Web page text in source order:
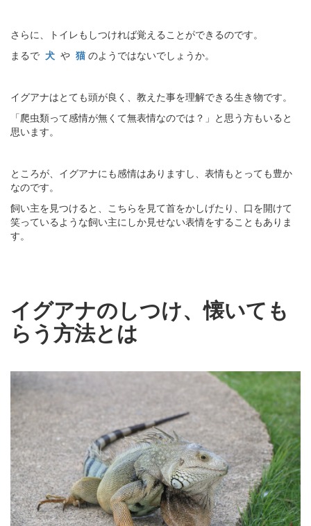
さらに、トイレもしつければ覚えることができるのです。
まるで 犬 や 猫 のようではないでしょうか。
イグアナはとても頭が良く、教えた事を理解できる生き物です。
「爬虫類って感情が無くて無表情なのでは？」と思う方もいると
思います。
ところが、イグアナにも感情はありますし、表情もとっても豊か
なのです。
飼い主を見つけると、こちらを見て首をかしげたり、口を開けて
笑っているような飼い主にしか見せない表情をすることもありま
す。
イグアナのしつけ、懐いても
らう方法とは